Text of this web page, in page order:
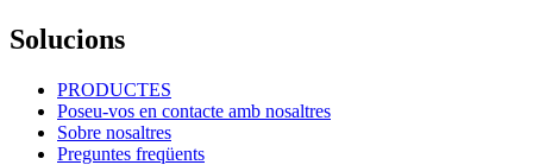
Solucions
PRODUCTES
Poseu-vos en contacte amb nosaltres
Sobre nosaltres
Preguntes freqüents